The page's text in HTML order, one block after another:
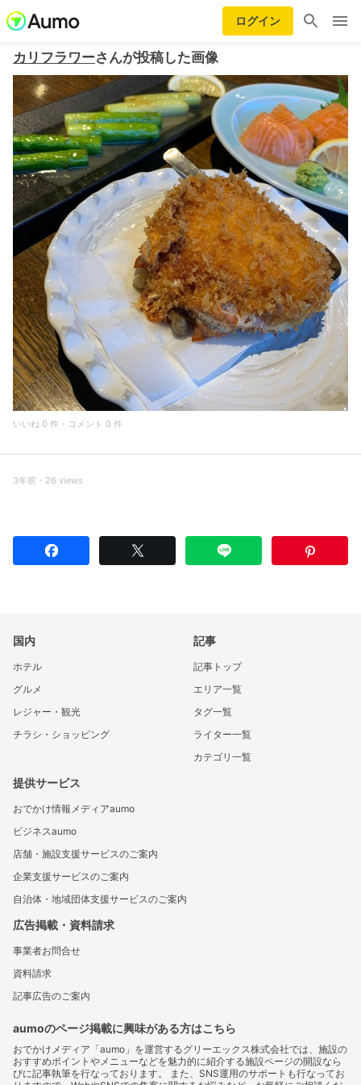
ログイン
カリフラワーさんが投稿した画像
いいね 0 件・コメント 0 件
3年前・26 views
国内
ホテル
グルメ
レジャー・観光
チラシ・ショッピング
記事
記事トップ
エリア一覧
タグ一覧
ライター一覧
カテゴリ一覧
提供サービス
おでかけ情報メディアaumo
ビジネスaumo
店舗・施設支援サービスのご案内
企業支援サービスのご案内
自治体・地域団体支援サービスのご案内
広告掲載・資料請求
事業者お問合せ
資料請求
記事広告のご案内
aumoのページ掲載に興味がある方はこちら
おでかけメディア「aumo」を運営するグリーエックス株式会社では、施設の
おすすめポイントやメニューなどを魅力的に紹介する施設ページの開設なら
びに記事執筆を行なっております。 また、SNS運用のサポートも行なってお